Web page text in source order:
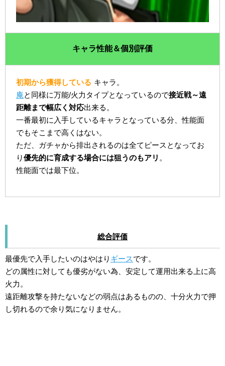
キャラ性能＆個別評価
初期から獲得している キャラ。
庵と同様に万能/火力タイプとなっているので接近戦～遠
距離まで幅広く対応出来る。
一番最初に入手しているキャラとなっている分、性能面
でもそこまで高くはない。
ただ、ガチャから排出されるのは全てピースとなってお
り優先的に育成する場合には狙うのもアリ 。
性能面では最下位。
総合評価
最優先で入手したいのはやはり ギースです。
どの属性に対しても優劣がない為、安定して運用出来る上に高
火力。
遠距離攻撃を持たないなどの弱点はあるものの、十分火力で押
し切れるので余り気になりません。